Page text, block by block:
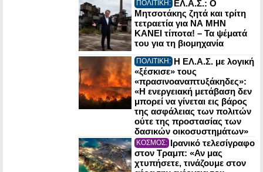
ΠΟΛΙΤΙΚΗ: ΕΛ.Α.Σ.: Ο
Μητσοτάκης ζητά και τρίτη
τετραετία για ΝΑ ΜΗΝ
ΚΑΝΕΙ τίποτα! – Τα ψέματά
του για τη βιομηχανία
ΠΟΛΙΤΙΚΗ: Η ΕΛ.Α.Σ. με λογική
«ξέσκισε» τους
«πρασινοαναπτυξάκηδες»:
«Η ενεργειακή μετάβαση δεν
μπορεί να γίνεται εις βάρος
της ασφάλειας των πολιτών
ούτε της προστασίας των
δασικών οικοσυστημάτων»
ΚΟΣΜΟΣ: Ιρανικό τελεσίγραφο
στον Τραμπ: «Αν μας
χτυπήσετε, τινάζουμε στον